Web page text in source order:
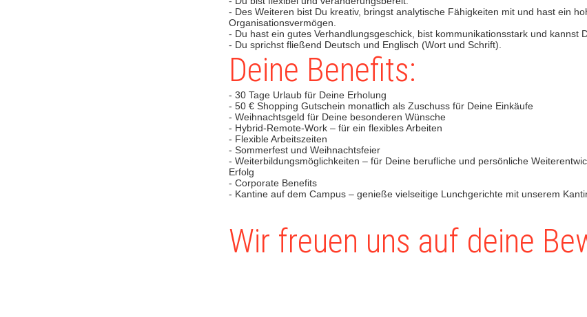
- Des Weiteren bist Du kreativ, bringst analytische Fähigkeiten mit und hast ein
Organisationsvermögen.
- Du hast ein gutes Verhandlungsgeschick, bist kommunikationsstark und kannst
- Du sprichst fließend Deutsch und Englisch (Wort und Schrift).
Deine Benefits:
- 30 Tage Urlaub für Deine Erholung
- 50 € Shopping Gutschein monatlich als Zuschuss für Deine Einkäufe
- Weihnachtsgeld für Deine besonderen Wünsche
- Hybrid-Remote-Work – für ein flexibles Arbeiten
- Flexible Arbeitszeiten
- Sommerfest und Weihnachtsfeier
- Weiterbildungsmöglichkeiten – für Deine berufliche und persönliche
Erfolg
- Corporate Benefits
- Kantine auf dem Campus – genieße vielseitige Lunchgerichte mit unserem
Wir freuen uns auf deine